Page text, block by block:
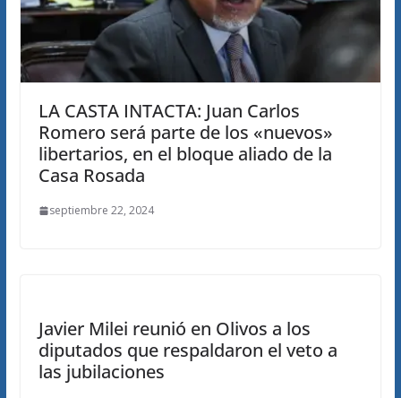
LA CASTA INTACTA: Juan Carlos
Romero será parte de los «nuevos»
libertarios, en el bloque aliado de la
Casa Rosada
septiembre 22, 2024
Javier Milei reunió en Olivos a los
diputados que respaldaron el veto a
las jubilaciones